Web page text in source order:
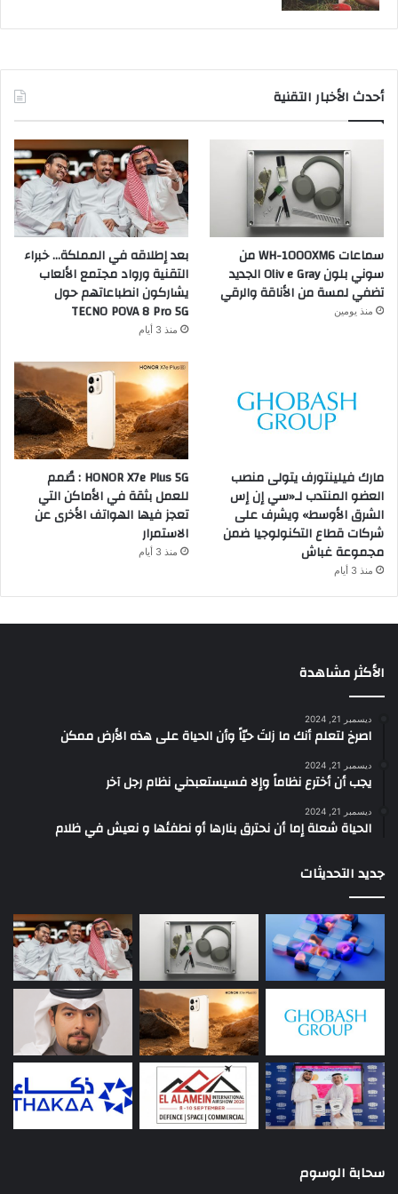
أحدث الأخبار التقنية
سماعات WH-1000XM6 من
سوني بلون Oliv e Gray الجديد
تضفي لمسة من الأناقة والرقي
منذ يومين
بعد إطلاقه في المملكة… خبراء
التقنية ورواد مجتمع الألعاب
يشاركون انطباعاتهم حول
TECNO POVA 8 Pro 5G
منذ 3 أيام
مارك فيلينتورف يتولى منصب
العضو المنتدب لـ«سي إن إس
الشرق الأوسط» ويشرف على
شركات قطاع التكنولوجيا ضمن
مجموعة غباش
منذ 3 أيام
HONOR X7e Plus 5G : صُمم
للعمل بثقة في الأماكن التي
تعجز فيها الهواتف الأخرى عن
الاستمرار
منذ 3 أيام
الأكثر مشاهدة
ديسمبر 21, 2024
‫اصرخ لتعلم أنك ما زلتَ حيّاً وأن الحياة على هذه الأرض ممكن
ديسمبر 21, 2024
يجب أن أخترع نظاماً وإلا فسيستعبدني نظام رجل آخر
ديسمبر 21, 2024
الحياة شعلة إما أن نحترق بنارها أو نطفئها و نعيش في ظلام
جديد التحديثات
سحابة الوسوم